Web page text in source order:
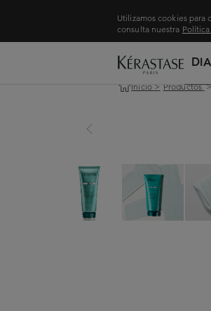
Utilizamos cookies para
consulta nuestra
Inicio > Productos >